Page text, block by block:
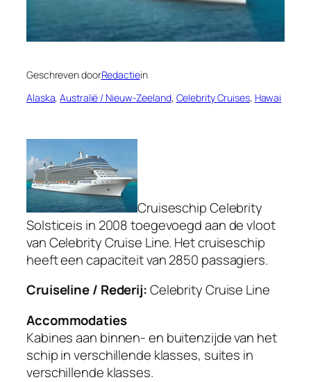
Geschreven doorRedactiein
Alaska, Australië / Nieuw-Zeeland, Celebrity Cruises, Hawai
Cruiseschip Celebrity
Solsticeis in 2008 toegevoegd aan de vloot
van Celebrity Cruise Line. Het cruiseschip
heeft een capaciteit van 2850 passagiers.
Cruiseline / Rederij:Celebrity Cruise Line
Accommodaties
Kabines aan binnen- en buitenzijde van het
schip in verschillende klasses, suites in
verschillende klasses.